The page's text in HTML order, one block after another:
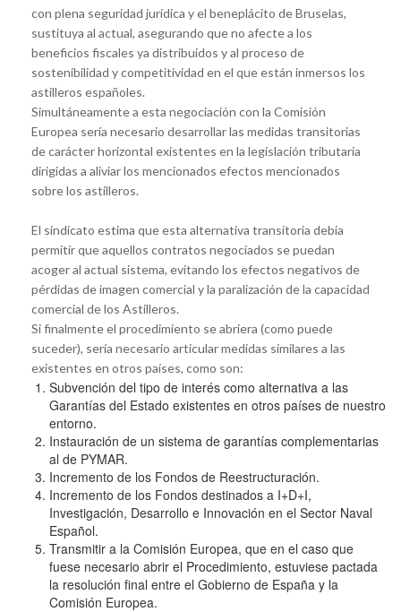
con plena seguridad jurídica y el beneplácito de Bruselas,
sustituya al actual, asegurando que no afecte a los
beneficios fiscales ya distribuidos y al proceso de
sostenibilidad y competitividad en el que están inmersos los
astilleros españoles.
Simultáneamente a esta negociación con la Comisión
Europea sería necesario desarrollar las medidas transitorias
de carácter horizontal existentes en la legislación tributaria
dirigidas a aliviar los mencionados efectos mencionados
sobre los astilleros.
El sindicato estima que esta alternativa transitoria debía
permitir que aquellos contratos negociados se puedan
acoger al actual sistema, evitando los efectos negativos de
pérdidas de imagen comercial y la paralización de la capacidad
comercial de los Astilleros.
Si finalmente el procedimiento se abriera (como puede
suceder), sería necesario articular medidas similares a las
existentes en otros países, como son:
Subvención del tipo de interés como alternativa a las
Garantías del Estado existentes en otros países de nuestro
entorno.
Instauración de un sistema de garantías complementarias
al de PYMAR.
Incremento de los Fondos de Reestructuración.
Incremento de los Fondos destinados a I+D+I,
Investigación, Desarrollo e Innovación en el Sector Naval
Español.
Transmitir a la Comisión Europea, que en el caso que
fuese necesario abrir el Procedimiento, estuviese pactada
la resolución final entre el Gobierno de España y la
Comisión Europea.